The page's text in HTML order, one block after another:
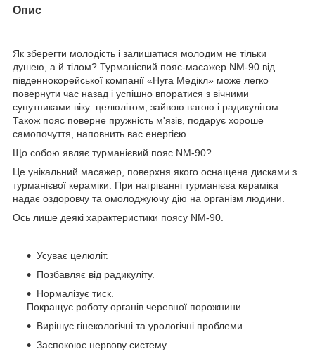
Опис
Як зберегти молодість і залишатися молодим не тільки
душею, а й тілом? Турманієвий пояс-масажер NM-90 від
південнокорейської компанії «Нуга Медікл» може легко
повернути час назад і успішно впоратися з вічними
супутниками віку: целюлітом, зайвою вагою і радикулітом.
Також пояс поверне пружність м'язів, подарує хороше
самопочуття, наповнить вас енергією.
Що собою являє турманієвий пояс NM-90?
Це унікальний масажер, поверхня якого оснащена дисками з
турманієвої кераміки. При нагріванні турманієва кераміка
надає оздоровчу та омолоджуючу дію на організм людини.
Ось лише деякі характеристики поясу NM-90.
Усуває целюліт.
Позбавляє від радикуліту.
Нормалізує тиск.
Покращує роботу органів черевної порожнини.
Вирішує гінекологічні та урологічні проблеми.
Заспокоює нервову систему.